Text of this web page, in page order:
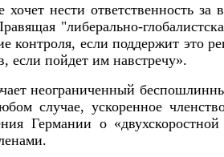
нести ответственность
"либерально-
контроля, если поддержит это
если пойдет им навстречу».
неограниченный
случае, ускоренное
Германии о